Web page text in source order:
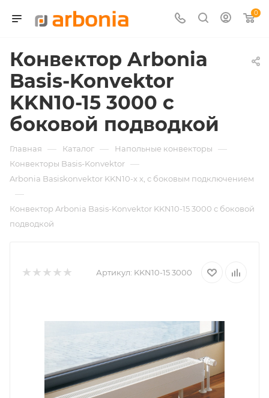
0
Конвектор Arbonia
Basis-Konvektor
KKN10-15 3000 с
боковой подводкой
Главная — Каталог — Напольные конвекторы —
Конвекторы Basis-Konvektor —
Arbonia Basiskonvektor KKN10-х x, с боковым подключением
—
Конвектор Arbonia Basis-Konvektor KKN10-15 3000 с боковой
подводкой
Артикул: KKN10-15 3000